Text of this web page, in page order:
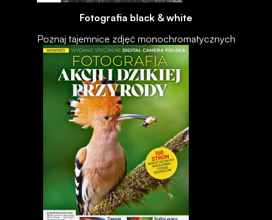
Fotografia black & white
Poznaj tajemnice zdjęć monochromatycznych